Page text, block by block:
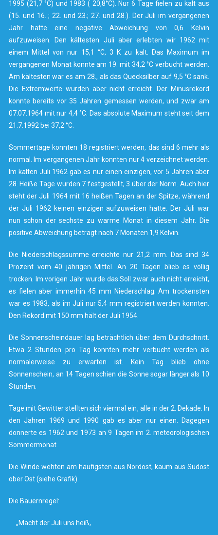
1995 (21,7 °C) und 1983 ( 20,8°C). Nur 6 Tage fielen zu kalt aus
(15. und 16. ; 22. und 23.; 27. und 28.). Der Juli im vergangenen
Jahr hatte eine negative Abweichung von 0,6 Kelvin
aufzuweisen. Den kältesten Juli aber erlebten wir 1962 mit
einem Mittel von nur 15,1 °C, 3 K zu kalt. Das Maximum im
vergangenen Monat konnte am 19. mit 34,2 °C verbucht werden.
Am kältesten war es am 28., als das Quecksilber auf 9,5 °C sank.
Die Extremwerte wurden aber nicht erreicht. Der Minusrekord
konnte bereits vor 35 Jahren gemessen werden, und zwar am
07.07.1964 mit nur 4,4 °C. Das absolute Maximum steht seit dem
21.7.1992 bei 37,2 °C.
Sommertage konnten 18 registriert werden, das sind 6 mehr als
normal. Im vergangenen Jahr konnten nur 4 verzeichnet werden.
Im kalten Juli 1962 gab es nur einen einzigen, vor 5 Jahren aber
28. Heiße Tage wurden 7 festgestellt, 3 über der Norm. Auch hier
steht der Juli 1964 mit 16 heißen Tagen an der Spitze, während
der Juli 1962 keinen einzigen aufzuweisen hatte. Der Juli war
nun schon der sechste zu warme Monat in diesem Jahr. Die
positive Abweichung beträgt nach 7 Monaten 1,9 Kelvin.
Die Niederschlagssumme erreichte nur 21,2 mm. Das sind 34
Prozent vom 40 jährigen Mittel. An 20 Tagen blieb es völlig
trocken. Im vorigen Jahr wurde das Soll zwar auch nicht erreicht,
es fielen aber immerhin 45 mm Niederschlag. Am trockensten
war es 1983, als im Juli nur 5,4 mm registriert werden konnten.
Den Rekord mit 150 mm hält der Juli 1954.
Die Sonnenscheindauer lag beträchtlich über dem Durchschnitt.
Etwa 2 Stunden pro Tag konnten mehr verbucht werden als
normalerweise zu erwarten ist. Kein Tag blieb ohne
Sonnenschein, an 14 Tagen schien die Sonne sogar länger als 10
Stunden.
Tage mit Gewitter stellten sich viermal ein, alle in der 2. Dekade. In
den Jahren 1969 und 1990 gab es aber nur einen. Dagegen
donnerte es 1962 und 1973 an 9 Tagen im 2. meteorologischen
Sommermonat.
Die Winde wehten am häufigsten aus Nordost, kaum aus Südost
ober Ost (siehe Grafik).
Die Bauernregel:
„Macht der Juli uns heiß,